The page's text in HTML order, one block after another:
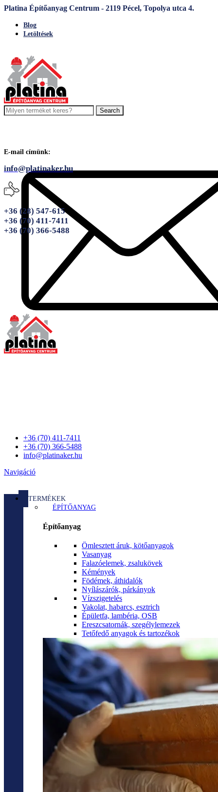
Platina Építőanyag Centrum - 2119 Pécel, Topolya utca 4.
Blog
Letöltések
Search
E-mail címünk:
info@platinaker.hu
+36 (28) 547-615
+36 (70) 411-7411
+36 (70) 366-5488
+36 (70) 411-7411
+36 (70) 366-5488
info@platinaker.hu
Navigáció
TERMÉKEK
ÉPÍTŐANYAG
Építőanyag
Ömlesztett áruk, kötőanyagok
Vasanyag
Falazóelemek, zsalukövek
Kémények
Födémek, áthidalók
Nyílászárók, párkányok
Vízszigetelés
Vakolat, habarcs, esztrich
Épületfa, lambéria, OSB
Ereszcsatornák, szegélylemezek
Tetőfedő anyagok és tartozékok